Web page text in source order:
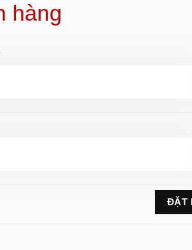
ALIBABA VỀ VIỆT NAM
Alibaba về Việt Nam uy tín
hàng